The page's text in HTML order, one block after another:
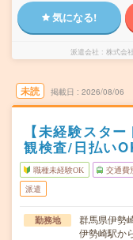
気になる!
派遣会社 株式会
未読 掲載日 2026/08/06
【未経験スタ
観検査/日払い
職種未経験OK 交通費
派遣
勤務地
群馬県伊勢
伊勢崎駅か